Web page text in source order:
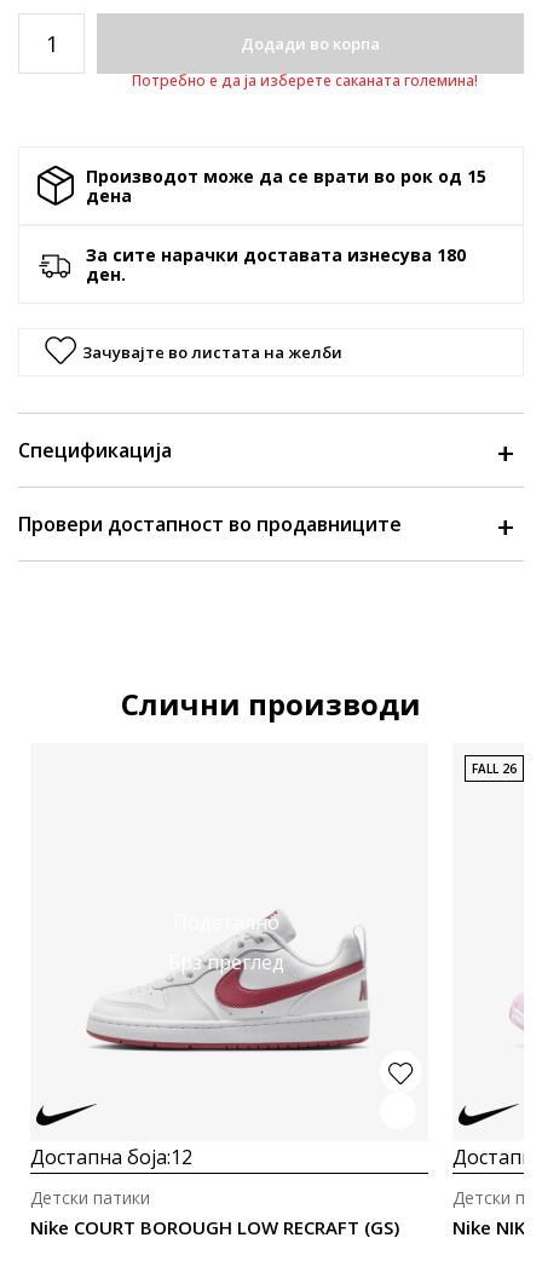
Додади во корпа
Потребно е да ја изберете саканата големина!
Производот може да се врати во рок од 15
денa
За сите нарачки доставата изнесува 180
ден.
Зачувајте во листата на желби
Спецификација
Провери достапност во продавниците
Слични производи
Подетално
Брз преглед
Достапна боја:12
Nike COURT BOROUGH LOW RECRAFT (GS)
Детски патики
FALL 26
Nike NIKE
Детски